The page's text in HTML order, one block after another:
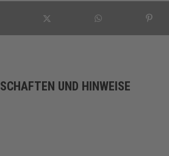
UND HINWEISE